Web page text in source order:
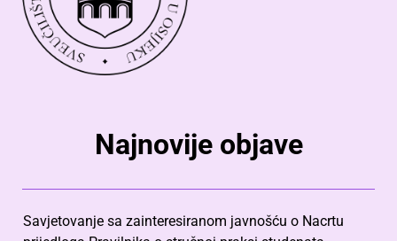
Najnovije objave
Savjetovanje sa zainteresiranom javnošću o Nacrtu